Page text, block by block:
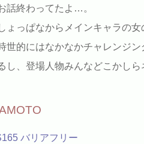
話終わってたよ…。
ょっぱなからメインキャラの
世的にはなかなかチャレンジ
し、登場人物みんなどこかし
バリアフリー